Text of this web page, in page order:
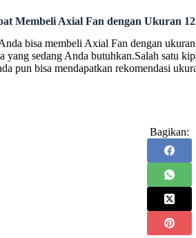
Membeli Axial Fan dengan Ukuran
bisa membeli Axial Fan dengan
yang sedang Anda butuhkan.Salah satu
pun bisa mendapatkan rekomendasi
Bagikan: